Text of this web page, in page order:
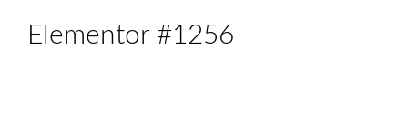
Elementor #1256